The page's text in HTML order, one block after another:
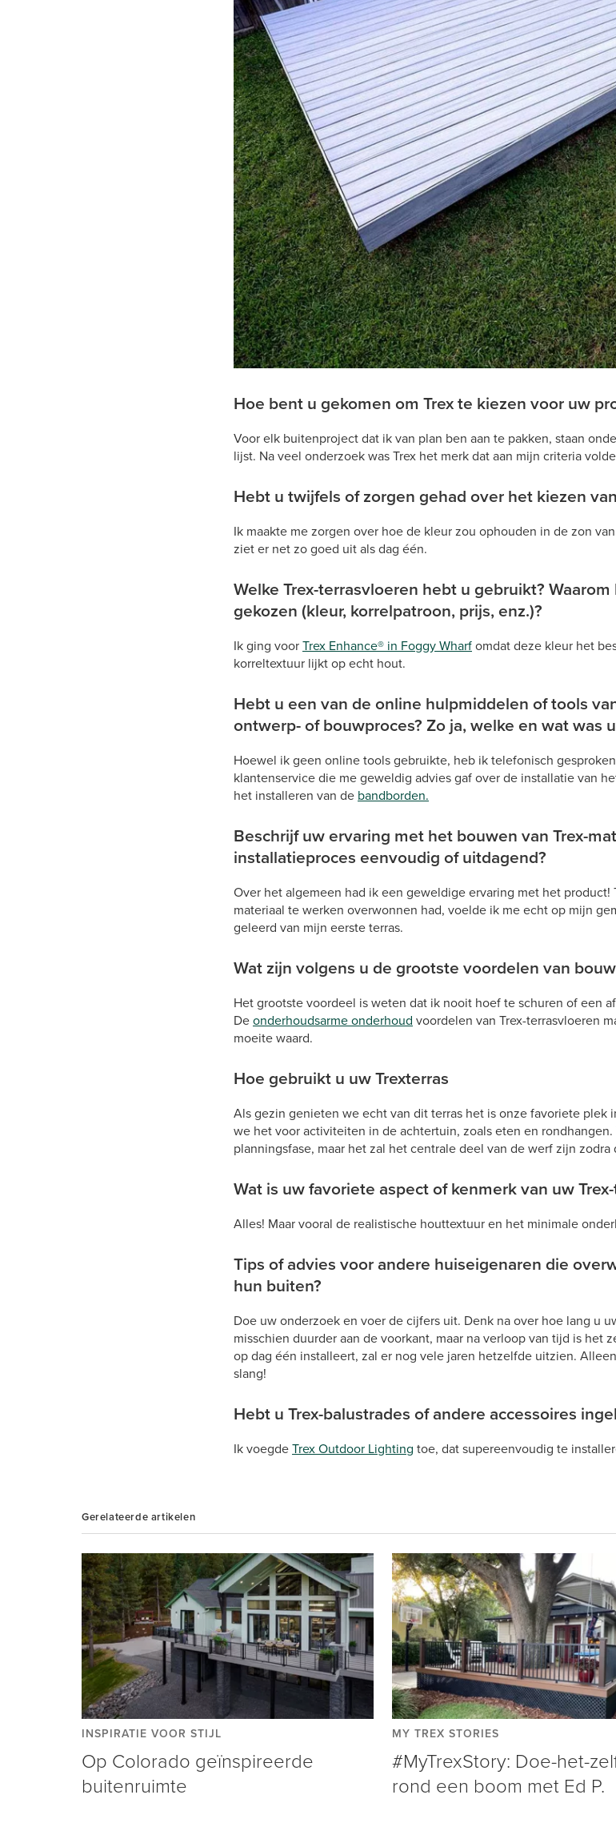
Hoe bent u gekomen om Trex te kiezen voor uw
Voor elk buitenproject dat ik van plan ben aan te pakken, staan
lijst. Na veel onderzoek was Trex het merk dat aan mijn criteria
Hebt u twijfels of zorgen gehad over het kiezen
Ik maakte me zorgen over hoe de kleur zou ophouden in de zon
ziet er net zo goed uit als dag één.
Welke Trex-terrasvloeren hebt u gebruikt?
gekozen (kleur, korrelpatroon, prijs, enz.)?
Ik ging voorTrex Enhance® in Foggy Wharfomdat deze kleur het
korreltextuur lijkt op echt hout.
Hebt u een van de online hulpmiddelen of tools
ontwerp- of bouwproces? Zo ja, welke en wat was
Hoewel ik geen online tools gebruikte, heb ik telefonisch
klantenservice die me geweldig advies gaf over de installatie van
het installeren van de bandborden.
Beschrijf uw ervaring met het bouwen van Trex-
installatieproces eenvoudig of uitdagend?
Over het algemeen had ik een geweldige ervaring met het
materiaal te werken overwonnen had, voelde ik me echt op mijn
geleerd van mijn eerste terras.
Wat zijn volgens u de grootste voordelen van
Het grootste voordeel is weten dat ik nooit hoef te schuren of een
Deonderhoudsarme onderhoud voordelen van Trex-terrasvloeren
moeite waard.
Hoe gebruikt u uw Trexterras
Als gezin genieten we echt van dit terras het is onze favoriete plek
we het voor activiteiten in de achtertuin, zoals eten en
planningsfase, maar het zal het centrale deel van de werf zijn
Wat is uw favoriete aspect of kenmerk van uw
Alles! Maar vooral de realistische houttextuur en het minimale
Tips of advies voor andere huiseigenaren die
hun buiten?
Doe uw onderzoek en voer de cijfers uit. Denk na over hoe lang u
misschien duurder aan de voorkant, maar na verloop van tijd is het
op dag één installeert, zal er nog vele jaren hetzelfde uitzien.
slang!
Hebt u Trex-balustrades of andere accessoires
Ik voegdeTrex Outdoor Lighting toe, dat supereenvoudig te
Gerelateerde artikelen
INSPIRATIE VOOR STIJL
Op Colorado geïnspireerde
buitenruimte
MY TREX STORIES
#MyTrexStory: Doe-het-
rond een boom met Ed P.